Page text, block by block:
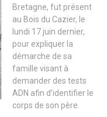
Bretagne, fut présent
au Bois du Cazier, le
lundi 17 juin dernier,
pour expliquer la
démarche de sa
famille visant à
demander des tests
ADN afin d’identifier le
corps de son père.